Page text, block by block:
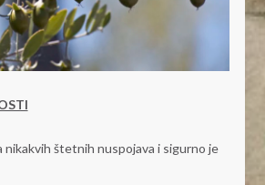
nikakvih štetnih nuspojava i sigurno je